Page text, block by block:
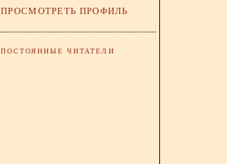
ПРОСМОТРЕТЬ ПРОФИЛЬ
ПОСТОЯННЫЕ ЧИТАТЕЛИ